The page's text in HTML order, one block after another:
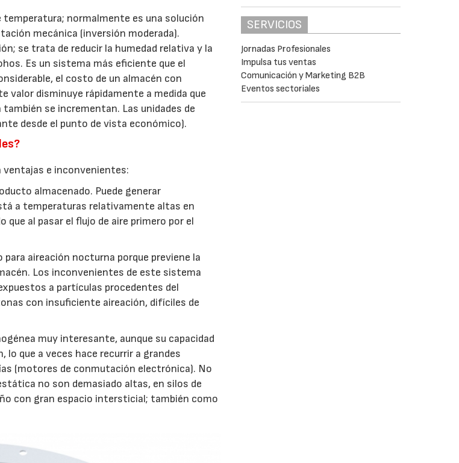
normalmente es una solución
mecánica (inversión moderada).
se trata de reducir la humedad relativa y la
Es un sistema más eficiente que el
el costo de un almacén con
valor disminuye rápidamente a medida que
se incrementan. Las unidades de
desde el punto de vista económico).
ventajas e inconvenientes:
almacenado. Puede generar
a temperaturas relativamente altas en
al pasar el flujo de aire primero por el
aireación nocturna porque previene la
Los inconvenientes de este sistema
a partículas procedentes del
con insuficiente aireación, difíciles de
muy interesante, aunque su capacidad
que a veces hace recurrir a grandes
(motores de conmutación electrónica). No
no son demasiado altas, en silos de
con gran espacio intersticial; también como
SERVICIOS
Jornadas Profesionales
Impulsa tus ventas
Comunicación y Marketing B2B
Eventos sectoriales